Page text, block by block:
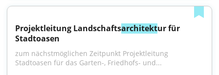
Projektleitung Landschaftsarchitektur für
Stadtoasen
zum nächstmöglichen Zeitpunkt Projektleitung
Stadtoasen für das Garten-, Friedhofs- und...